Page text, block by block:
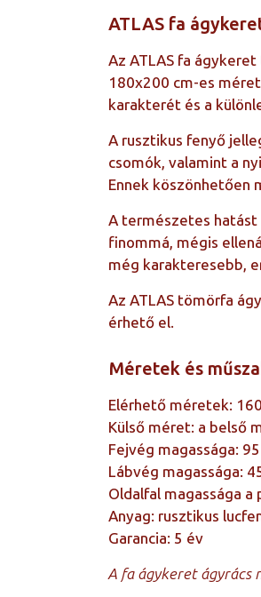
ATLAS fa
Az ATLAS fa
180x200 cm-es
karakterét és a
A rusztikus fenyő
csomók, valamint a
Ennek köszönhetően
A természetes hatást
finommá, mégis
még karakteresebb,
Az ATLAS tömörfa
érhető el.
Méretek és
Elérhető méretek:
Külső méret: a belső
Fejvég magassága:
Lábvég magassága:
Oldalfal magassága a
Anyag: rusztikus
Garancia: 5 év
A fa ágykeret ágyrács